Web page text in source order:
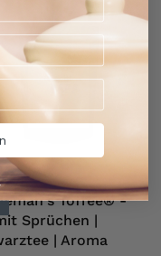
Toffee® -
Sprüchen |
| Aroma